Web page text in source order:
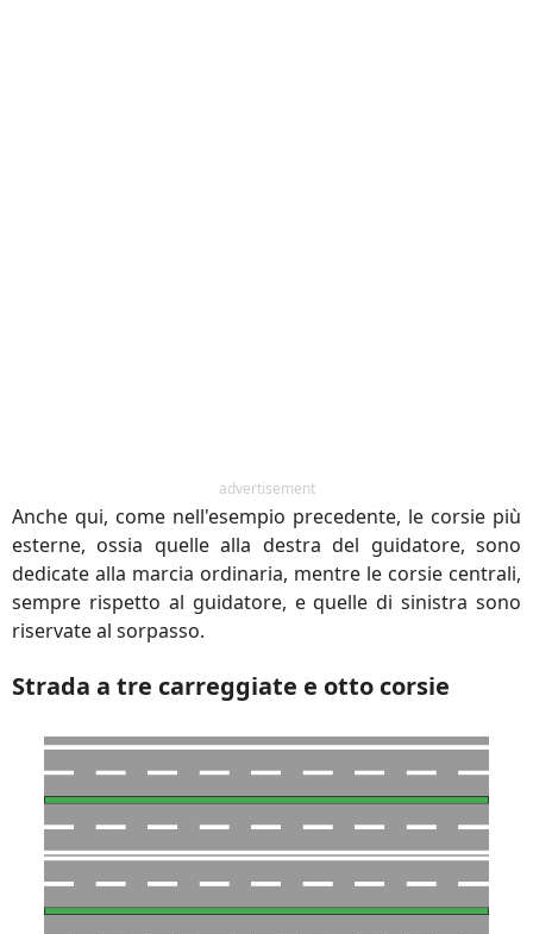
advertisement
Anche qui, come nell'esempio precedente, le corsie più
esterne, ossia quelle alla destra del guidatore, sono
dedicate alla marcia ordinaria, mentre le corsie centrali,
sempre rispetto al guidatore, e quelle di sinistra sono
riservate al sorpasso.
Strada a tre carreggiate e otto corsie